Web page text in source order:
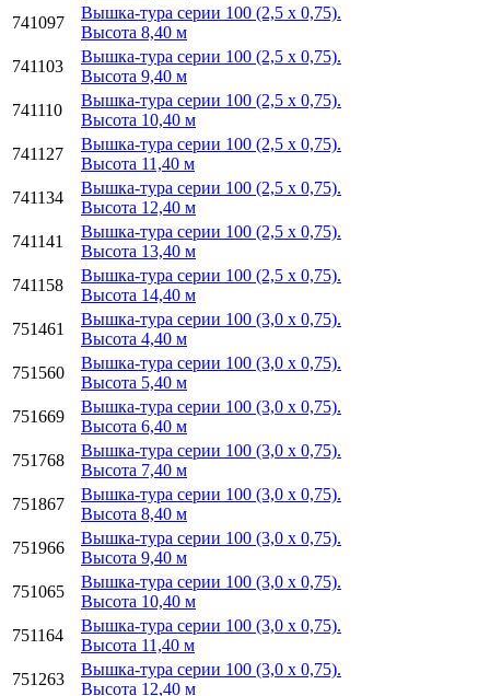
741097
Вышка-тура серии 100 (2,5 х 0,75).
Высота 8,40 м
741103
Вышка-тура серии 100 (2,5 х 0,75).
Высота 9,40 м
741110
Вышка-тура серии 100 (2,5 х 0,75).
Высота 10,40 м
741127
Вышка-тура серии 100 (2,5 х 0,75).
Высота 11,40 м
741134
Вышка-тура серии 100 (2,5 х 0,75).
Высота 12,40 м
741141
Вышка-тура серии 100 (2,5 х 0,75).
Высота 13,40 м
741158
Вышка-тура серии 100 (2,5 х 0,75).
Высота 14,40 м
751461
Вышка-тура серии 100 (3,0 х 0,75).
Высота 4,40 м
751560
Вышка-тура серии 100 (3,0 х 0,75).
Высота 5,40 м
751669
Вышка-тура серии 100 (3,0 х 0,75).
Высота 6,40 м
751768
Вышка-тура серии 100 (3,0 х 0,75).
Высота 7,40 м
751867
Вышка-тура серии 100 (3,0 х 0,75).
Высота 8,40 м
751966
Вышка-тура серии 100 (3,0 х 0,75).
Высота 9,40 м
751065
Вышка-тура серии 100 (3,0 х 0,75).
Высота 10,40 м
751164
Вышка-тура серии 100 (3,0 х 0,75).
Высота 11,40 м
751263
Вышка-тура серии 100 (3,0 х 0,75).
Высота 12,40 м